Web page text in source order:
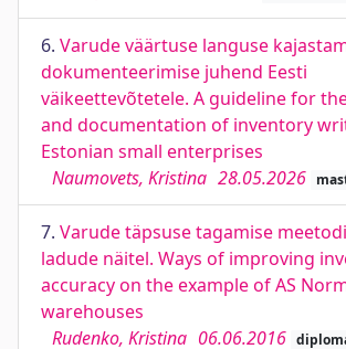
6. Varude väärtuse languse
dokumenteerimise juhend Eesti
väikeettevõtetele. A guideline for
and documentation of inventory
Estonian small enterprises
Naumovets, Kristina 28.05.2026
7. Varude täpsuse tagamise
ladude näitel. Ways of improving
accuracy on the example of AS
warehouses
Rudenko, Kristina 06.06.2016